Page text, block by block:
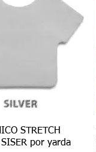
rápida
STRETCH
por yarda